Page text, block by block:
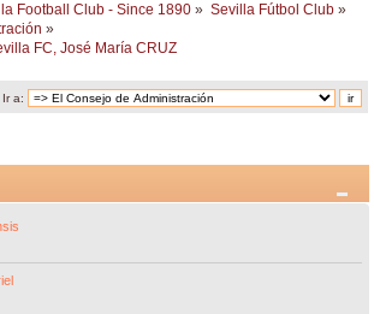
Football Club - Since 1890 » Sevilla Fútbol Club »
»
FC, José María CRUZ
Ir a: